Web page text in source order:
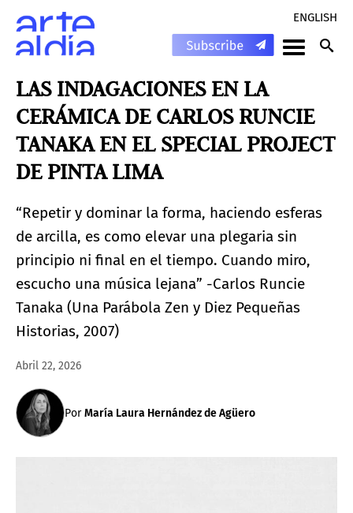
ENGLISH
LAS INDAGACIONES EN LA
CERÁMICA DE CARLOS RUNCIE
TANAKA EN EL SPECIAL PROJECT
DE PINTA LIMA
“Repetir y dominar la forma, haciendo esferas
de arcilla, es como elevar una plegaria sin
principio ni final en el tiempo. Cuando miro,
escucho una música lejana” -Carlos Runcie
Tanaka (Una Parábola Zen y Diez Pequeñas
Historias, 2007)
Abril 22, 2026
PorMaría Laura Hernández de Agüero